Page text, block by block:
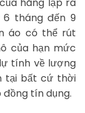
tháng đến 9
áo có thể rút
của hạn mức
tính về lượng
tại bất cứ thời
tín dụng.